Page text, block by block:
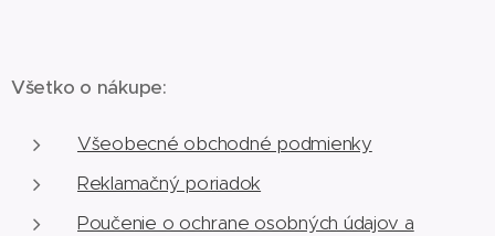
Všetko o nákupe:
Všeobecné obchodné podmienky
Reklamačný poriadok
Poučenie o ochrane osobných údajov a